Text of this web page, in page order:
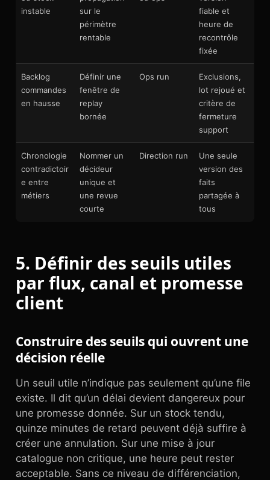
instable
sur le
périmètre
rentable
fiable et
heure de
recontrôle
fixée
Backlog
commandes
en hausse
Définir une
fenêtre de
replay
bornée
Ops run
Exclusions,
lot rejoué et
critère de
fermeture
support
Chronologie
contradictoir
e entre
métiers
Nommer un
décideur
unique et
une revue
courte
Direction run
Une seule
version des
faits
partagée à
tous
5. Définir des seuils utiles
par flux, canal et promesse
client
Construire des seuils qui ouvrent une
décision réelle
Un seuil utile n’indique pas seulement qu’une file
existe. Il dit qu’un délai devient dangereux pour
une promesse donnée. Sur un stock tendu,
quinze minutes de retard peuvent déjà suffire à
créer une annulation. Sur une mise à jour
catalogue non critique, une heure peut rester
acceptable. Sans ce niveau de différenciation,